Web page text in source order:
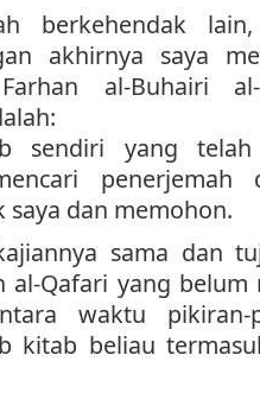
berkehendak
akhirnya saya
al-Buhairi
sendiri yang
penerjemah
dan memohon.
sama dan
al-Qafari yang
waktu
kitab beliau